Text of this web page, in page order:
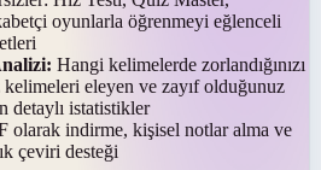
oyunlarla öğrenmeyi eğlenceli
Hangi kelimelerde zorlandığınızı
eleyen ve zayıf olduğunuz
detaylı istatistikler
olarak indirme, kişisel notlar alma ve
çeviri desteği